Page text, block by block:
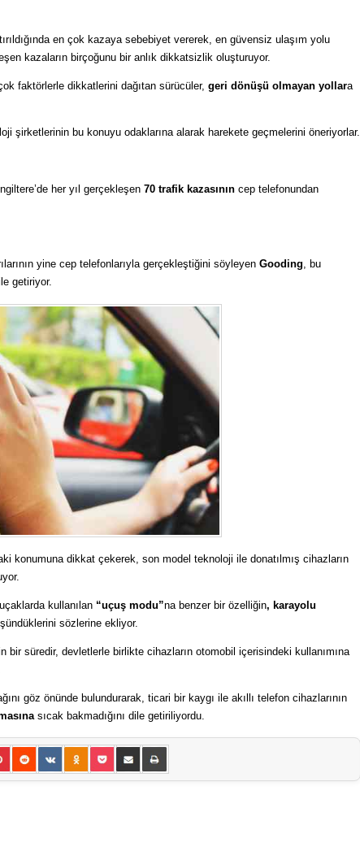
en çok kazaya sebebiyet vererek, en güvensiz ulaşım yolu
kazaların birçoğunu bir anlık dikkatsizlik oluşturuyor.
faktörlerle dikkatlerini dağıtan sürücüler, geri dönüşü olmayan yollara
şirketlerinin bu konuyu odaklarına alarak harekete geçmelerini öneriyorlar.
her yıl gerçekleşen 70 trafik kazasının cep telefonundan
yine cep telefonlarıyla gerçekleştiğini söyleyen Gooding, bu
getiriyor.
konumuna dikkat çekerek, son model teknoloji ile donatılmış cihazların
kullanılan “uçuş modu”na benzer bir özelliğin, karayolu
sözlerine ekliyor.
bir süredir, devletlerle birlikte cihazların otomobil içerisindeki kullanımına
göz önünde bulundurarak, ticari bir kaygı ile akıllı telefon cihazlarının
sıcak bakmadığını dile getiriliyordu.